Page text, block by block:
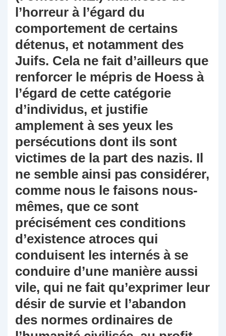
l’horreur à l’égard du
comportement de certains
détenus, et notamment des
Juifs. Cela ne fait d’ailleurs que
renforcer le mépris de Hoess à
l’égard de cette catégorie
d’individus, et justifie
amplement à ses yeux les
persécutions dont ils sont
victimes de la part des nazis. Il
ne semble ainsi pas considérer,
comme nous le faisons nous-
mêmes, que ce sont
précisément ces conditions
d’existence atroces qui
conduisent les internés à se
conduire d’une manière aussi
vile, qui ne fait qu’exprimer leur
désir de survie et l’abandon
des normes ordinaires de